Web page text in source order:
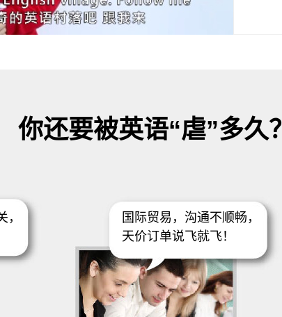
你还要被英语“虐”多久？
国际贸易，沟通不顺畅，
天价订单说飞就飞！